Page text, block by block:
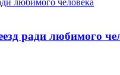
ради любимого